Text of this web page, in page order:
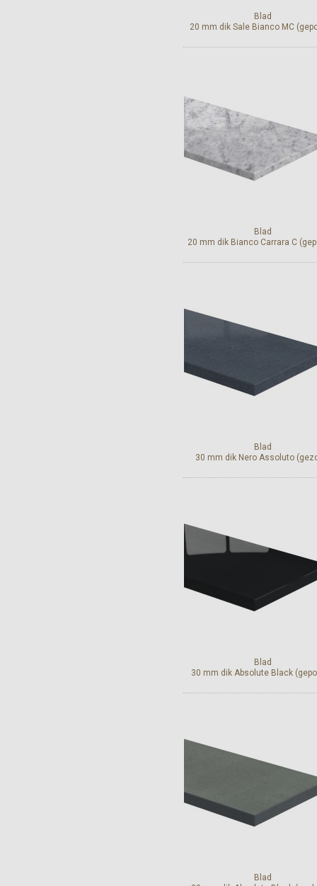
Blad
20 mm dik Sale Bianco MC
Blad
20 mm dik Bianco Carrara C
Blad
30 mm dik Nero Assoluto
Blad
30 mm dik Absolute Black
Blad